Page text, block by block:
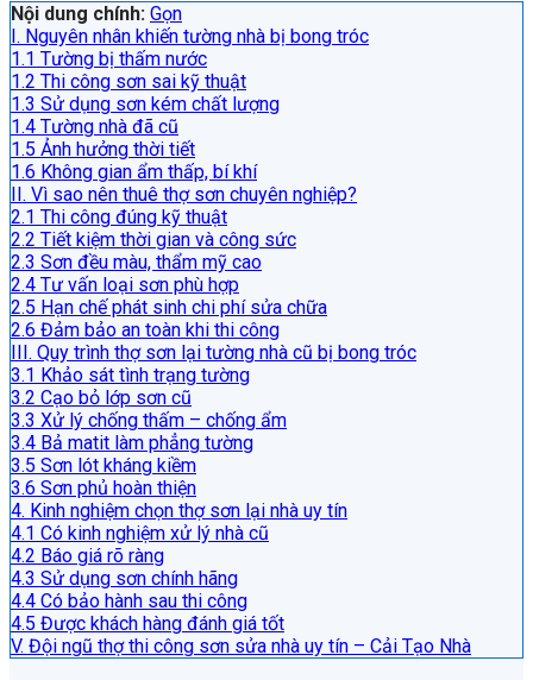
Nội dung chính: Gọn
I. Nguyên nhân khiến tường nhà bị bong tróc
1.1 Tường bị thấm nước
1.2 Thi công sơn sai kỹ thuật
1.3 Sử dụng sơn kém chất lượng
1.4 Tường nhà đã cũ
1.5 Ảnh hưởng thời tiết
1.6 Không gian ẩm thấp, bí khí
II. Vì sao nên thuê thợ sơn chuyên nghiệp?
2.1 Thi công đúng kỹ thuật
2.2 Tiết kiệm thời gian và công sức
2.3 Sơn đều màu, thẩm mỹ cao
2.4 Tư vấn loại sơn phù hợp
2.5 Hạn chế phát sinh chi phí sửa chữa
2.6 Đảm bảo an toàn khi thi công
III. Quy trình thợ sơn lại tường nhà cũ bị bong tróc
3.1 Khảo sát tình trạng tường
3.2 Cạo bỏ lớp sơn cũ
3.3 Xử lý chống thấm – chống ẩm
3.4 Bả matit làm phẳng tường
3.5 Sơn lót kháng kiềm
3.6 Sơn phủ hoàn thiện
4. Kinh nghiệm chọn thợ sơn lại nhà uy tín
4.1 Có kinh nghiệm xử lý nhà cũ
4.2 Báo giá rõ ràng
4.3 Sử dụng sơn chính hãng
4.4 Có bảo hành sau thi công
4.5 Được khách hàng đánh giá tốt
V. Đội ngũ thợ thi công sơn sửa nhà uy tín – Cải Tạo Nhà